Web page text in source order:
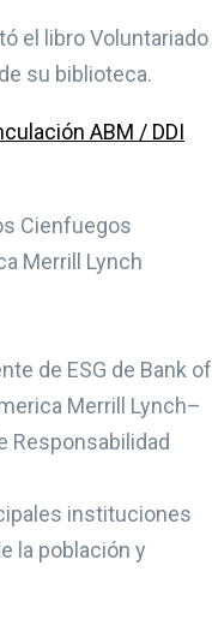
el libro Voluntariado
su biblioteca.
Cienfuegos
Merrill Lynch
de ESG de Bank of
Merrill Lynch–
Responsabilidad
instituciones
la población y